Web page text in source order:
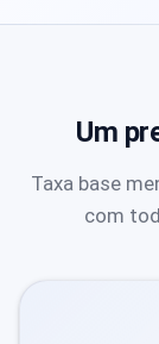
Um
Taxa base
com